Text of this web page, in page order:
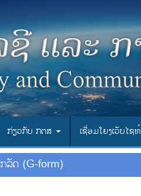
ກ່ຽວກັບ ກຕສ ເຊື່ອມ​ໂຍງ​ເວັບ​ໄຊທ໌
ລັດ (G-form)